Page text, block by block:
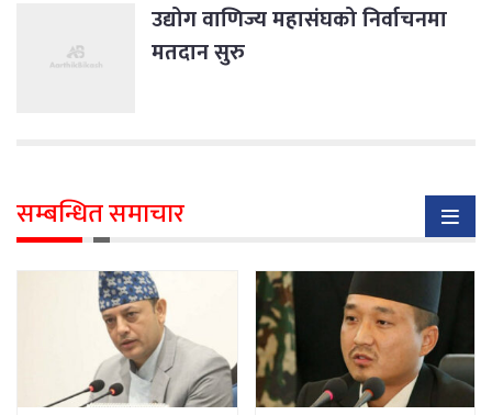
उद्योग वाणिज्य महासंघको निर्वाचनमा
मतदान सुरु
सम्बन्धित समाचार